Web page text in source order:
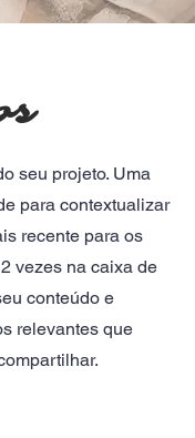
seu projeto. Uma
para contextualizar
recente para os
vezes na caixa de
conteúdo e
relevantes que